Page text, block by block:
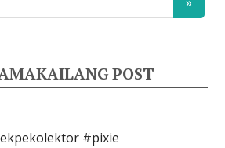
POST
#pixie